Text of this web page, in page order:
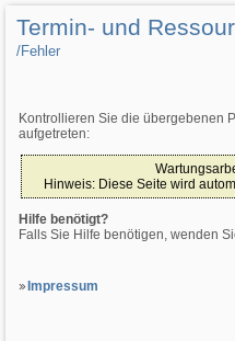
Termin- und
/­Fehler
Kontrollieren Sie die übergebenen
aufgetreten:
Hinweis: Diese Seite wird
Hilfe benötigt?
Falls Sie Hilfe benötigen, wenden
Impressum